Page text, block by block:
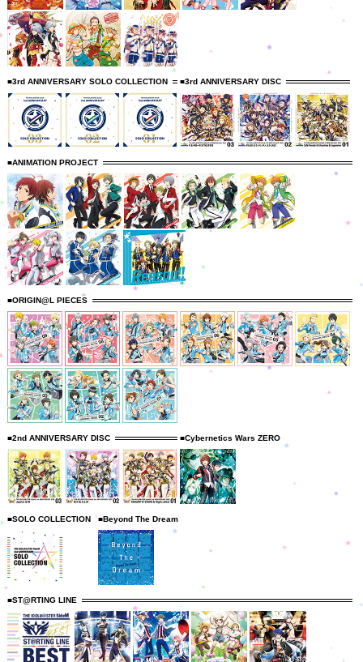
■3rd ANNIVERSARY SOLO COLLECTION ■3rd ANNIVERSARY DISC
■ANIMATION PROJECT
■ORIGIN@L PIECES
■2nd ANNIVERSARY DISC ■Cybernetics Wars ZERO
■SOLO COLLECTION ■Beyond The Dream
■ST@RTING LINE